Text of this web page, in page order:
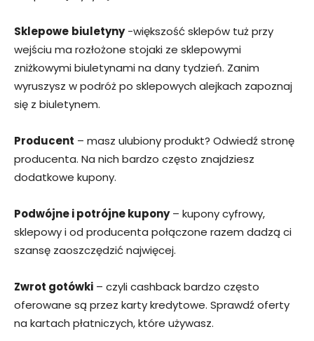
Sklepowe biuletyny-większość sklepów tuż przy
wejściu ma rozłożone stojaki ze sklepowymi
zniżkowymi biuletynami na dany tydzień. Zanim
wyruszysz w podróż po sklepowych alejkach zapoznaj
się z biuletynem.
Producent – masz ulubiony produkt? Odwiedź stronę
producenta. Na nich bardzo często znajdziesz
dodatkowe kupony.
Podwójne i potrójne kupony– kupony cyfrowy,
sklepowy i od producenta połączone razem dadzą ci
szansę zaoszczędzić najwięcej.
Zwrot gotówki – czyli cashback bardzo często
oferowane są przez karty kredytowe. Sprawdź oferty
na kartach płatniczych, które używasz.